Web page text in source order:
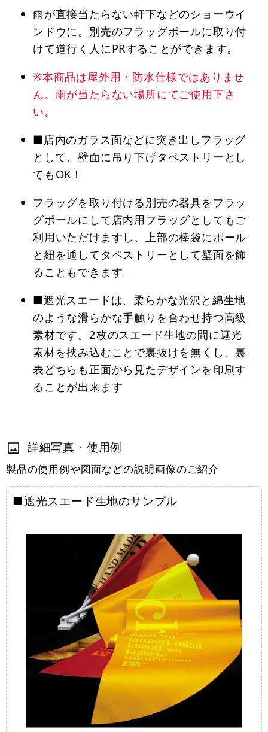
雨が直接当たらない軒下などのショーウイ
ンドウに。別売のフラッグポールに取り付
けて道行く人にPRすることができます。
※本商品は屋外用・防水仕様ではありませ
ん。雨が当たらない場所にてご使用下さ
い。
■店内のガラス面などに突き出しフラッグ
として、壁面に吊り下げタペストリーとし
てもOK！
フラッグを取り付ける別売の器具をフラッ
グポールにして店内用フラッグとしてもご
利用いただけますし、上部の棒袋にポール
と紐を通してタペストリーとして壁面を飾
ることもできます。
■遮光スエードは、柔らかな光沢と綿生地
のような滑らかな手触りを合わせ持つ高級
素材です。2枚のスエード生地の間に遮光
素材を挟み込むことで裏抜けを無くし、裏
表どちらも正面から見たデザインを印刷す
ることが出来ます
詳細写真・使用例
製品の使用例や図面などの説明画像のご紹介
■遮光スエード生地のサンプル